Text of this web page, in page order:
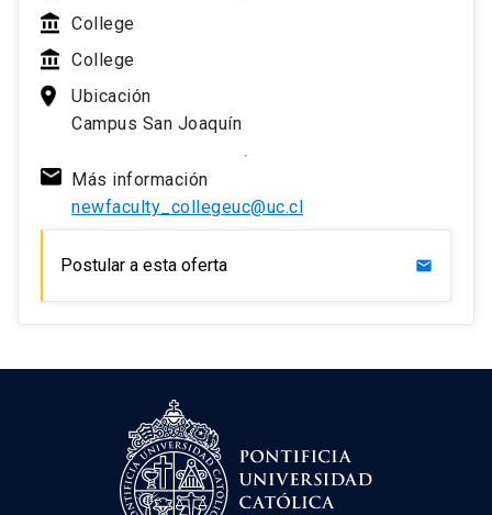
College
College
Ubicación
Campus San Joaquín
Más información
newfaculty_collegeuc@uc.cl
Postular a esta oferta mail